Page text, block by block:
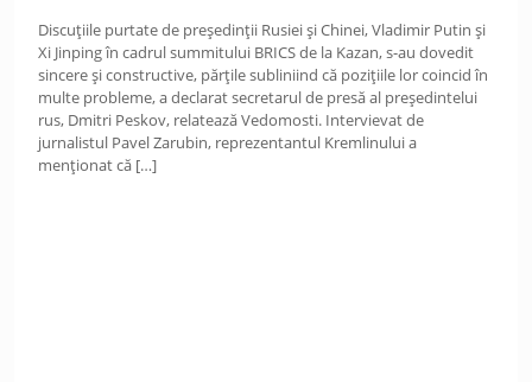
Discuțiile purtate de președinții Rusiei și Chinei, Vladimir Putin și
Xi Jinping în cadrul summitului BRICS de la Kazan, s-au dovedit
sincere și constructive, părțile subliniind că pozițiile lor coincid în
multe probleme, a declarat secretarul de presă al președintelui
rus, Dmitri Peskov, relatează Vedomosti. Intervievat de
jurnalistul Pavel Zarubin, reprezentantul Kremlinului a
menționat că […]